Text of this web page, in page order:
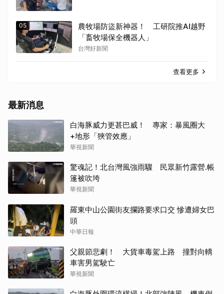
05
農牧場防盜新神器！ 工研院推AI越野
「畜牧場保全機器人」
台灣好新聞
查看更多
最新消息
白海豚威力更甚巴威！ 專家：暴風圈大
+地形「狹管效應」
華視新聞
驚魂記！北台灣風強雨驟 民眾新竹露營.帳
篷被吹垮
華視新聞
羅東中山公園街友攔路要求口交 慘遭婦女巴
頭
中華日報
父親節悲劇！ 大貨車毒駕上路 撞對向轎
車害男駕駛亡
華視新聞